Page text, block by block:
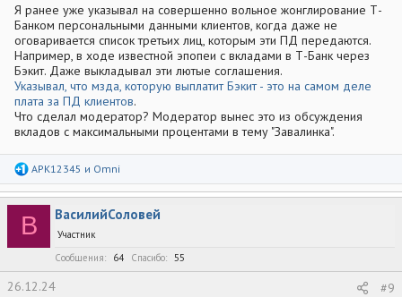
Я ранее уже указывал на совершенно вольное жонглирование Т-
Банком персональными данными клиентов, когда даже не
оговаривается список третьих лиц, которым эти ПД передаются.
Например, в ходе известной эпопеи с вкладами в Т-Банк через
Бэкит. Даже выкладывал эти лютые соглашения.
Указывал, что мзда, которую выплатит Бэкит - это на самом деле
плата за ПД клиентов.
Что сделал модератор? Модератор вынес это из обсуждения
вкладов с максимальными процентами в тему "Завалинка".
Р
а
к
ц
и
APK12345 и Omni
В ВасилийСоловей
Участник
Сообщения
64 Спасибо 55
26.12.24 #9